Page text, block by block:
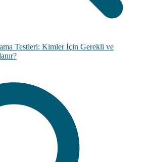
Testleri: Kimler İçin Gerekli ve